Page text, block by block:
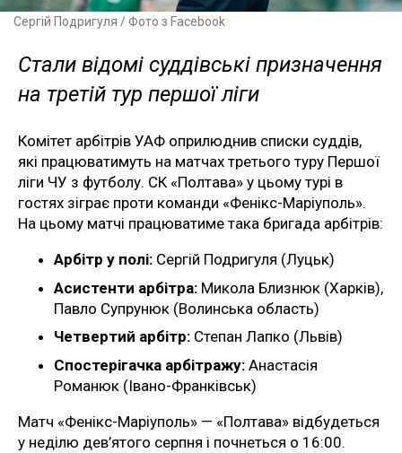
Сергій Подригуля / Фото з Facebook
Стали відомі суддівські призначення
на третій тур першої ліги
Комітет арбітрів УАФ оприлюднив списки суддів,
які працюватимуть на матчах третього туру Першої
ліги ЧУ з футболу. СК «Полтава» у цьому турі в
гостях зіграє проти команди «Фенікс-Маріуполь».
На цьому матчі працюватиме така бригада арбітрів:
Арбітр у полі: Сергій Подригуля (Луцьк)
Асистенти арбітра: Микола Близнюк (Харків),
Павло Супрунюк (Волинська область)
Четвертий арбітр: Степан Лапко (Львів)
Спостерігачка арбітражу: Анастасія
Романюк (Івано-Франківськ)
Матч «Фенікс-Маріуполь» — «Полтава» відбудеться
у неділю дев’ятого серпня і почнеться о 16:00.